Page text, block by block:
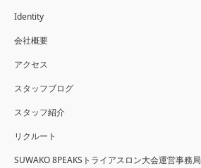
Identity
会社概要
アクセス
スタッフブログ
スタッフ紹介
リクルート
SUWAKO 8PEAKSトライアスロン大会運営事務局